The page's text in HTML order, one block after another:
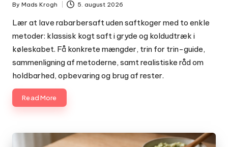
Posted
by
By Mads Krogh 5. august 2026
Lær at lave rabarbersaft uden saftkoger med to enkle
metoder: klassisk kogt saft i gryde og koldudtræk i
køleskabet. Få konkrete mængder, trin for trin-guide,
sammenligning af metoderne, samt realistiske råd om
holdbarhed, opbevaring og brug af rester.
Read More